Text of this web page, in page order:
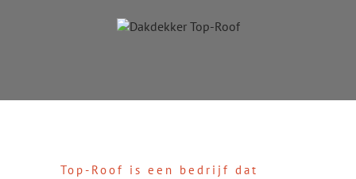
Top-Roof is een bedrijf dat